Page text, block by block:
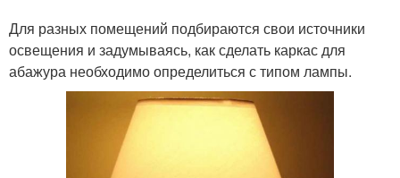
Для разных помещений подбираются свои источники
освещения и задумываясь, как сделать каркас для
абажура необходимо определиться с типом лампы.